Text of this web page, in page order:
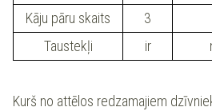
Kāju pāru skaits
3
Taustekļi
ir
Kurš no attēlos redzamajiem